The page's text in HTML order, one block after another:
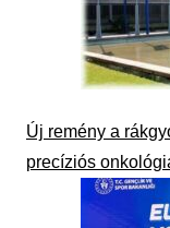
Új remény a
precíziós